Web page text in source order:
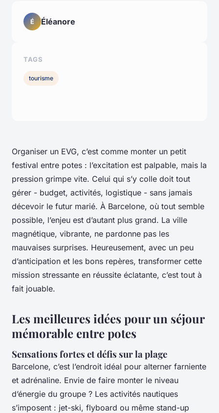
Organiser un EVG, c’est comme monter un petit
festival entre potes : l’excitation est palpable, mais la
pression grimpe vite. Celui qui s’y colle doit tout
gérer - budget, activités, logistique - sans jamais
décevoir le futur marié. À Barcelone, où tout semble
possible, l’enjeu est d’autant plus grand. La ville
magnétique, vibrante, ne pardonne pas les
mauvaises surprises. Heureusement, avec un peu
d’anticipation et les bons repères, transformer cette
mission stressante en réussite éclatante, c’est tout à
fait jouable.
Les meilleures idées pour un séjour
mémorable entre potes
Sensations fortes et défis sur la plage
Barcelone, c’est l’endroit idéal pour alterner farniente
et adrénaline. Envie de faire monter le niveau
d’énergie du groupe ? Les activités nautiques
s’imposent : jet-ski, flyboard ou même stand-up
É Éléanore
TAGS
tourisme